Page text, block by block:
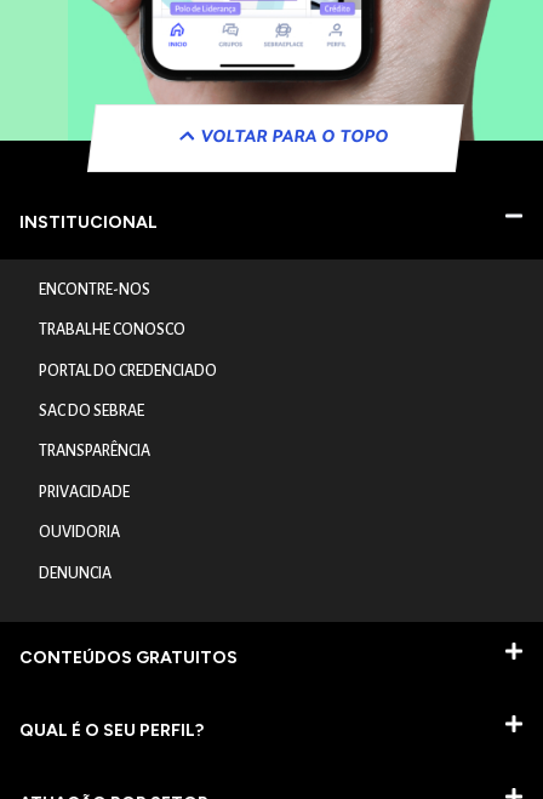
VOLTAR PARA O TOPO
INSTITUCIONAL
ENCONTRE-NOS
TRABALHE CONOSCO
PORTAL DO CREDENCIADO
SAC DO SEBRAE
TRANSPARÊNCIA
PRIVACIDADE
OUVIDORIA
DENUNCIA
CONTEÚDOS GRATUITOS
QUAL É O SEU PERFIL?